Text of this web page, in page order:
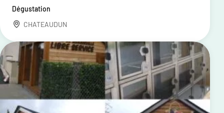
Dégustation
CHATEAUDUN